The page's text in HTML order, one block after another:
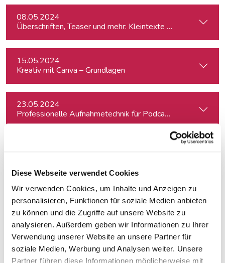
Diese Webseite verwendet Cookies
Wir verwenden Cookies, um Inhalte und Anzeigen zu
personalisieren, Funktionen für soziale Medien anbieten
zu können und die Zugriffe auf unsere Website zu
analysieren. Außerdem geben wir Informationen zu Ihrer
Verwendung unserer Website an unsere Partner für
soziale Medien, Werbung und Analysen weiter. Unsere
Partner führen diese Informationen möglicherweise mit
08.05.2024
Überschriften, Teaser und mehr: Kleintexte einfach besser
15.05.2024
Kreativ mit Canva – Grundlagen
23.05.2024
Professionelle Aufnahmetechnik für Podcasts
04.06.2024
Investigativer Journalismus
04.06.2024
Kreativ mit Canva – Advanced